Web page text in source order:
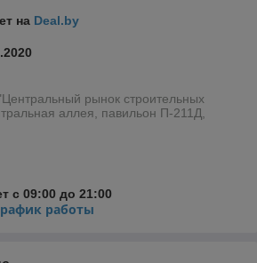
на Deal.by
рынок строительных
аллея, павильон П-211Д,
с 09:00 до 21:00
работы